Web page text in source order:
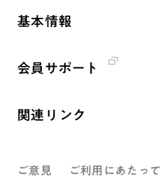
釈尊～法華経
創価学会の三代会長
第2代会長・戸田城聖先生
仏法を語る
年間の活動について
彼岸
「人権文化」「ジェンダー平等
人道支援
展示活動
基本情報
創価学会 社会憲章
沿革
会員サポート
関連リンク
墓地公園・納骨堂
ご意見 ご利用にあたって